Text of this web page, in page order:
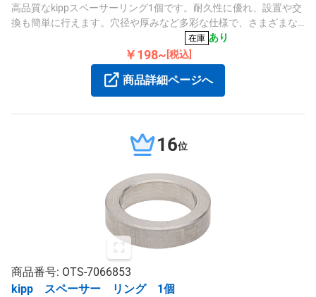
高品質なkippスペーサーリング1個です。耐久性に優れ、設置や交
換も簡単に行えます。穴径や厚みなど多彩な仕様で、さまざまな
在庫 あり
￥198~ [税込]
商品詳細ページへ
16位
商品番号: OTS-7066853
kipp スペーサー リング 1個